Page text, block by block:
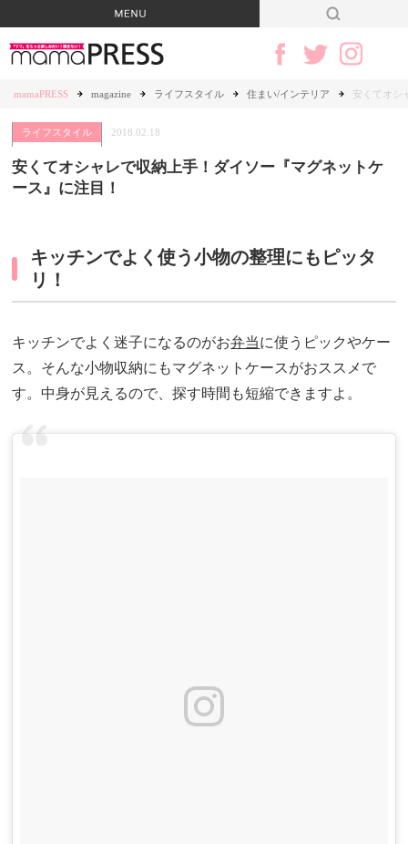
mamaPRESS magazine ライフスタイル 住まい/インテリア 安くてオシ
ライフスタイル 2018.02.18
安くてオシャレで収納上手！ダイソー『マグネットケ
ース』に注目！
キッチンでよく使う小物の整理にもピッタ
リ！
キッチンでよく迷子になるのがお弁当に使うピックやケー
ス。そんな小物収納にもマグネットケースがおススメで
す。中身が見えるので、探す時間も短縮できますよ。